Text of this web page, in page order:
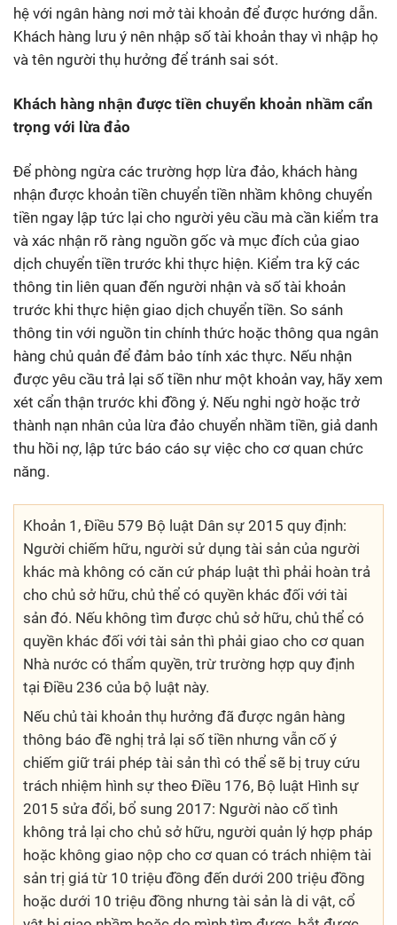
hệ với ngân hàng nơi mở tài khoản để được hướng dẫn.
Khách hàng lưu ý nên nhập số tài khoản thay vì nhập họ
và tên người thụ hưởng để tránh sai sót.
Khách hàng nhận được tiền chuyển khoản nhầm cẩn
trọng với lừa đảo
Để phòng ngừa các trường hợp lừa đảo, khách hàng
nhận được khoản tiền chuyển tiền nhầm không chuyển
tiền ngay lập tức lại cho người yêu cầu mà cần kiểm tra
và xác nhận rõ ràng nguồn gốc và mục đích của giao
dịch chuyển tiền trước khi thực hiện. Kiểm tra kỹ các
thông tin liên quan đến người nhận và số tài khoản
trước khi thực hiện giao dịch chuyển tiền. So sánh
thông tin với nguồn tin chính thức hoặc thông qua ngân
hàng chủ quản để đảm bảo tính xác thực. Nếu nhận
được yêu cầu trả lại số tiền như một khoản vay, hãy xem
xét cẩn thận trước khi đồng ý. Nếu nghi ngờ hoặc trở
thành nạn nhân của lừa đảo chuyển nhầm tiền, giả danh
thu hồi nợ, lập tức báo cáo sự việc cho cơ quan chức
năng.
Khoản 1, Điều 579 Bộ luật Dân sự 2015 quy định:
Người chiếm hữu, người sử dụng tài sản của người
khác mà không có căn cứ pháp luật thì phải hoàn trả
cho chủ sở hữu, chủ thể có quyền khác đối với tài
sản đó. Nếu không tìm được chủ sở hữu, chủ thể có
quyền khác đối với tài sản thì phải giao cho cơ quan
Nhà nước có thẩm quyền, trừ trường hợp quy định
tại Điều 236 của bộ luật này.
Nếu chủ tài khoản thụ hưởng đã được ngân hàng
thông báo đề nghị trả lại số tiền nhưng vẫn cố ý
chiếm giữ trái phép tài sản thì có thể sẽ bị truy cứu
trách nhiệm hình sự theo Điều 176, Bộ luật Hình sự
2015 sửa đổi, bổ sung 2017: Người nào cố tình
không trả lại cho chủ sở hữu, người quản lý hợp pháp
hoặc không giao nộp cho cơ quan có trách nhiệm tài
sản trị giá từ 10 triệu đồng đến dưới 200 triệu đồng
hoặc dưới 10 triệu đồng nhưng tài sản là di vật, cổ